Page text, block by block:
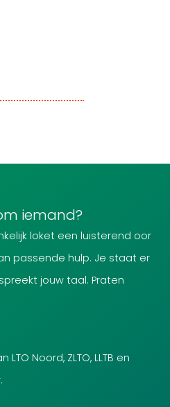
iemand?
loket een luisterend oor
passende hulp. Je staat er
jouw taal. Praten
Noord, ZLTO, LLTB en